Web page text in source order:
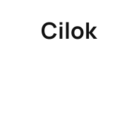
Cilok